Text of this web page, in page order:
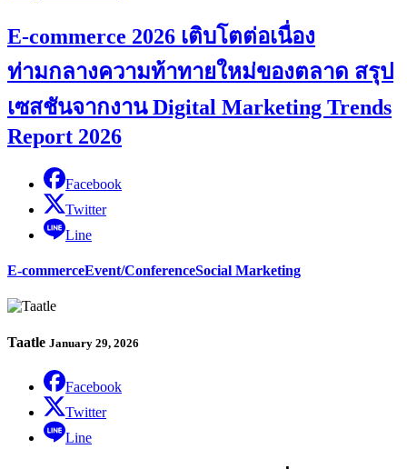
E-commerce 2026 เติบโตต่อเนื่อง
ท่ามกลางความท้าทายใหม่ของตลาด สรุป
เซสชันจากงาน Digital Marketing Trends
Report 2026
Facebook
Twitter
Line
E-commerceEvent/ConferenceSocial Marketing
Taatle January 29, 2026
Facebook
Twitter
Line